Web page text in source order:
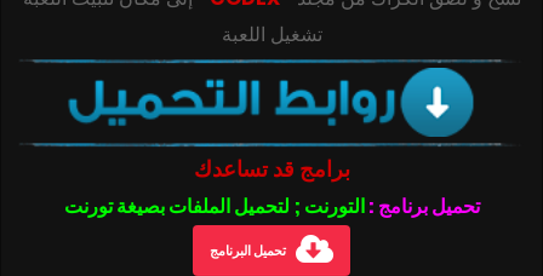
تشغيل اللعبة
برامج قد تساعدك
تحميل برنامج :التورنت ; لتحميل الملفات بصيغة تورنت
تحميل البرنامج